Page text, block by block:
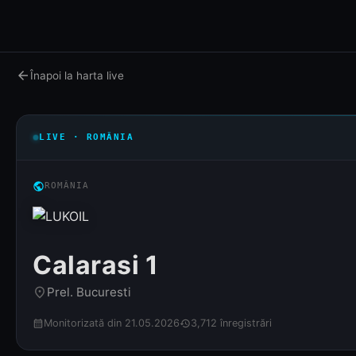
arrow_backÎnapoi la harta live
LIVE · ROMÂNIA
publicROMÂNIA
Calarasi 1
place Prel. Bucuresti
calendar_month Monitorizată din 21.05.2026history3,712 înregistrări